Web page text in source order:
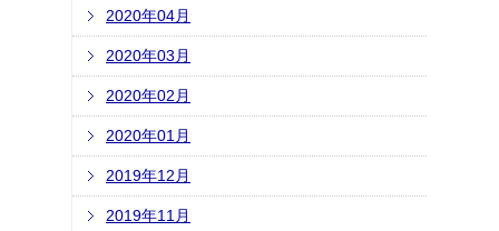
2020年04月
2020年03月
2020年02月
2020年01月
2019年12月
2019年11月